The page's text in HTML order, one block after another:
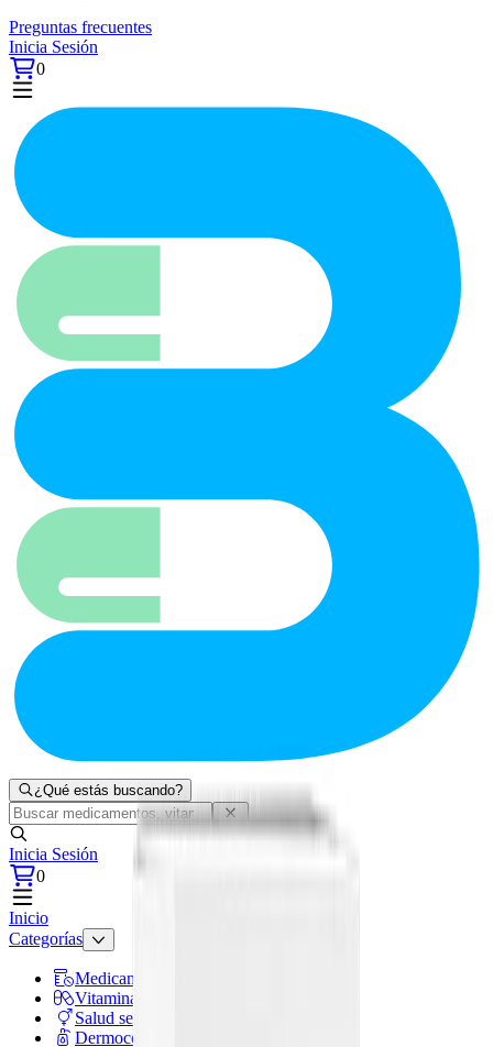
Preguntas frecuentes
Inicia Sesión
0
¿Qué estás buscando?
Inicia Sesión
0
Inicio
Categorías
Medicamentos
Vitaminas y suplementos
Salud sexual
Dermocosméticos